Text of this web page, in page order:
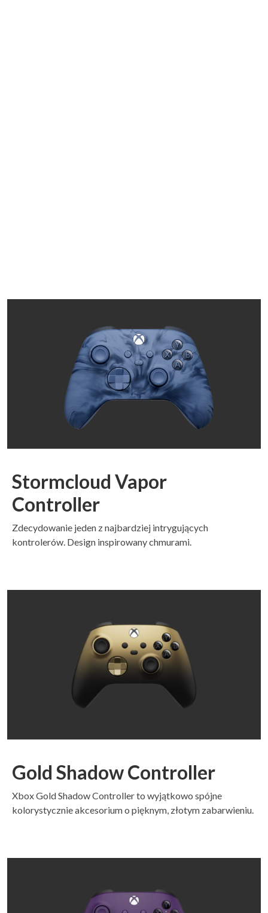
Stormcloud Vapor
Controller
Zdecydowanie jeden z najbardziej intrygujących
kontrolerów. Design inspirowany chmurami.
Gold Shadow Controller
Xbox Gold Shadow Controller to wyjątkowo spójne
kolorystycznie akcesorium o pięknym, złotym zabarwieniu.